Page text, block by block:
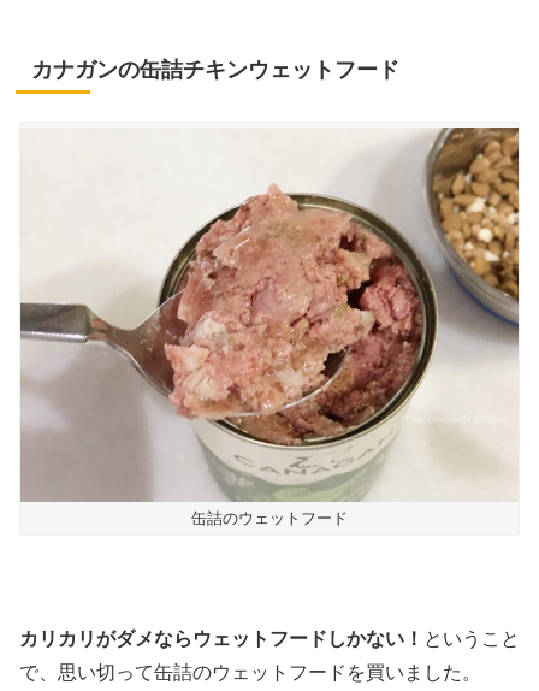
カナガンの缶詰チキンウェットフード
缶詰のウェットフード
カリカリがダメならウェットフードしかない！ ということ
で、思い切って缶詰のウェットフードを買いました。